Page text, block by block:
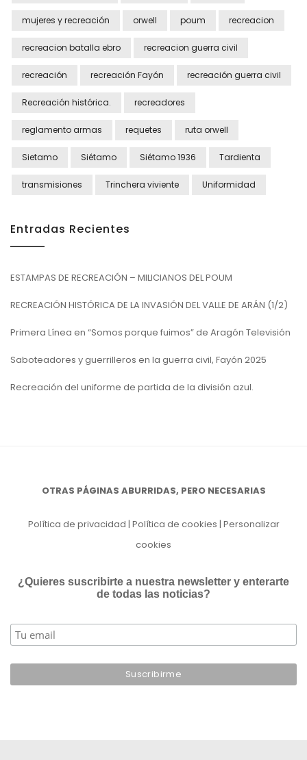
mujeres y recreación orwell poum recreacion
recreacion batalla ebro recreacion guerra civil
recreación recreación Fayón recreación guerra civil
Recreación histórica. recreadores
reglamento armas requetes ruta orwell
Sietamo Siétamo Siétamo 1936 Tardienta
transmisiones Trinchera viviente Uniformidad
Entradas Recientes
ESTAMPAS DE RECREACIÓN – MILICIANOS DEL POUM
RECREACIÓN HISTÓRICA DE LA INVASIÓN DEL VALLE DE ARÁN (1/2)
Primera Línea en “Somos porque fuimos” de Aragón Televisión
Saboteadores y guerrilleros en la guerra civil, Fayón 2025
Recreación del uniforme de partida de la división azul.
OTRAS PÁGINAS ABURRIDAS, PERO NECESARIAS
Política de privacidad | Política de cookies | Personalizar
cookies
¿Quieres suscribirte a nuestra newsletter y enterarte
de todas las noticias?